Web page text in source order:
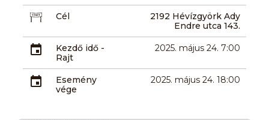
Cél
2192 Hévízgyörk Ady
Endre utca 143.
Kezdő idő -
Rajt
2025. május 24. 7:00
Esemény
vége
2025. május 24. 18:00